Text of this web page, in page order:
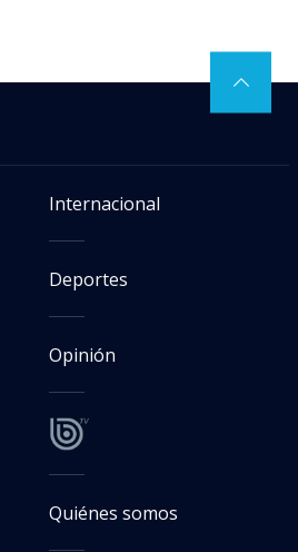
Internacional
Deportes
Opinión
Quiénes somos